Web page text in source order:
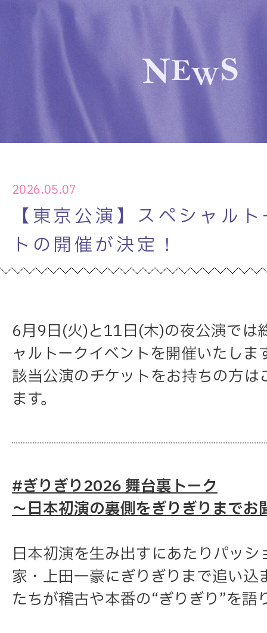
2026.05.07
【東京公演】スペシャル
トの開催が決定！
6月9日(火)と11日(木)の夜公演では
ャルトークイベントを開催いたしま
該当公演のチケットをお持ちの方は
ます。
#ぎりぎり2026 舞台裏トーク
～日本初演の裏側をぎりぎりまでお
日本初演を生み出すにあたりパッシ
家・上田一豪にぎりぎりまで追い込
たちが稽古や本番の“ぎりぎり”を語